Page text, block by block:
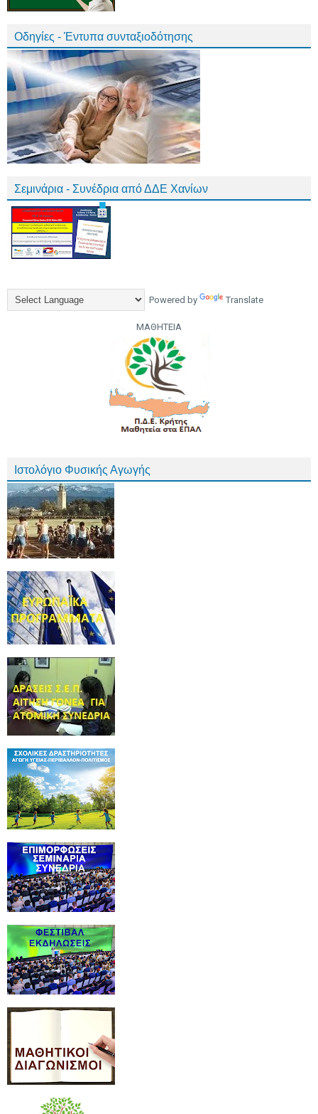
Οδηγίες - Έντυπα συνταξιοδότησης
Σεμινάρια - Συνέδρια από ΔΔΕ Χανίων
Powered by Translate
ΜΑΘΗΤΕΙΑ
Ιστολόγιο Φυσικής Αγωγής